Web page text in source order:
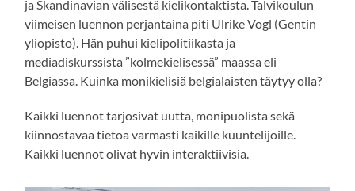
ja Skandinavian välisestä kielikontaktista. Talvikoulun
viimeisen luennon perjantaina piti Ulrike Vogl (Gentin
yliopisto). Hän puhui kielipolitiikasta ja
mediadiskurssista ”kolmekielisessä” maassa eli
Belgiassa. Kuinka monikielisiä belgialaisten täytyy olla?
Kaikki luennot tarjosivat uutta, monipuolista sekä
kiinnostavaa tietoa varmasti kaikille kuuntelijoille.
Kaikki luennot olivat hyvin interaktiivisia.